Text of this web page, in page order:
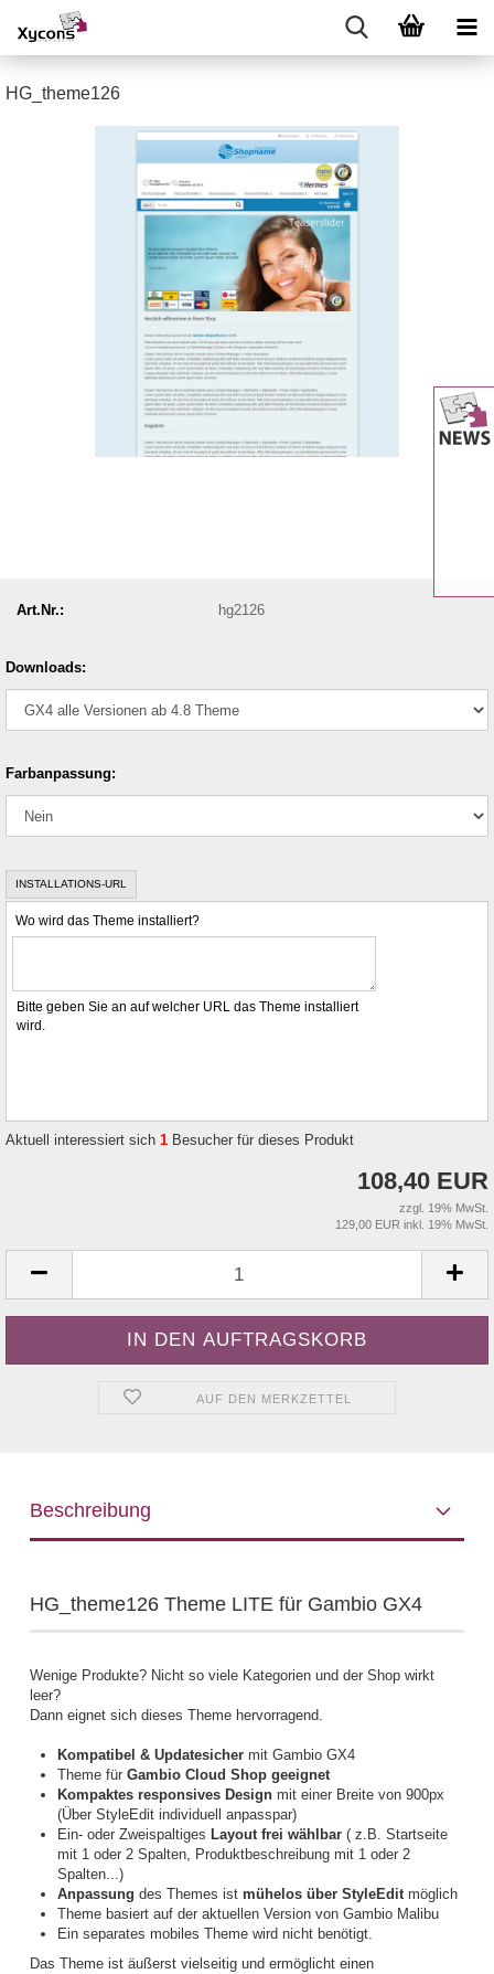
HG_theme126
Art.Nr.: hg2126
Downloads:
Farbanpassung:
INSTALLATIONS-URL
Wo wird das Theme installiert?
Bitte geben Sie an auf welcher URL das Theme installiert
wird.
Aktuell interessiert sich 1 Besucher für dieses Produkt
108,40 EUR
zzgl. 19% MwSt.
129,00 EUR inkl. 19% MwSt.
AUF DEN MERKZETTEL
Beschreibung
HG_theme126 Theme LITE für Gambio GX4
Wenige Produkte? Nicht so viele Kategorien und der Shop wirkt
leer?
Dann eignet sich dieses Theme hervorragend.
Kompatibel & Updatesichermit Gambio GX4
Theme für Gambio Cloud Shop geeignet
Kompaktes responsives Design mit einer Breite von 900px
(Über StyleEdit individuell anpasspar)
Ein- oder Zweispaltiges Layout frei wählbar( z.B. Startseite
mit 1 oder 2 Spalten, Produktbeschreibung mit 1 oder 2
Spalten...)
Anpassung des Themes ist mühelos über StyleEditmöglich
Theme basiert auf der aktuellen Version von Gambio Malibu
Ein separates mobiles Theme wird nicht benötigt.
Das Theme ist äußerst vielseitig und ermöglicht einen